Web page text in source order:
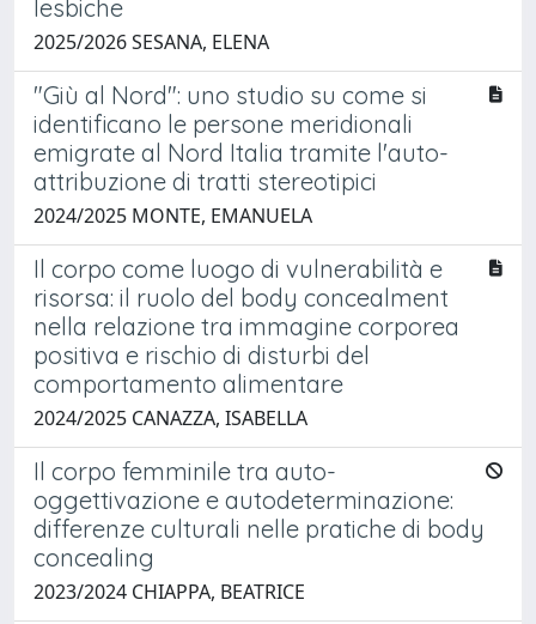
lesbiche
2025/2026 SESANA, ELENA
"Giù al Nord": uno studio su come si
identificano le persone meridionali
emigrate al Nord Italia tramite l'auto-
attribuzione di tratti stereotipici
2024/2025 MONTE, EMANUELA
Il corpo come luogo di vulnerabilità e
risorsa: il ruolo del body concealment
nella relazione tra immagine corporea
positiva e rischio di disturbi del
comportamento alimentare
2024/2025 CANAZZA, ISABELLA
Il corpo femminile tra auto-
oggettivazione e autodeterminazione:
differenze culturali nelle pratiche di body
concealing
2023/2024 CHIAPPA, BEATRICE